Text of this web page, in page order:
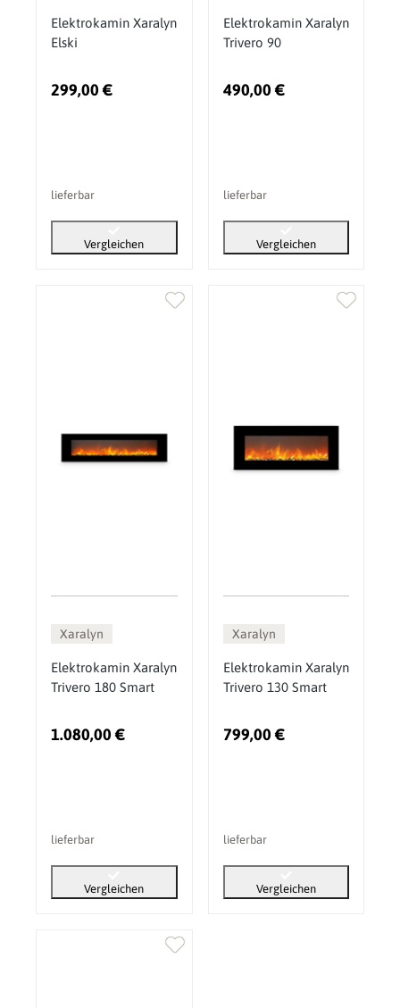
Elektrokamin Xaralyn
Elski
299,00 €
lieferbar
Vergleichen
Elektrokamin Xaralyn
Trivero 90
490,00 €
lieferbar
Vergleichen
Xaralyn
Elektrokamin Xaralyn
Trivero 180 Smart
1.080,00 €
lieferbar
Vergleichen
Xaralyn
Elektrokamin Xaralyn
Trivero 130 Smart
799,00 €
lieferbar
Vergleichen